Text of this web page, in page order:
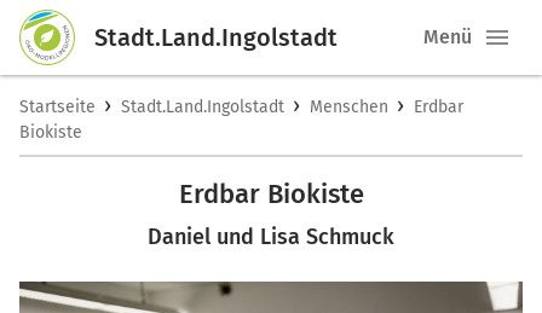
Stadt.Land.Ingolstadt Menü
Startseite › Stadt.Land.Ingolstadt › Menschen › Erdbar
Biokiste
Erdbar Biokiste
Daniel und Lisa Schmuck